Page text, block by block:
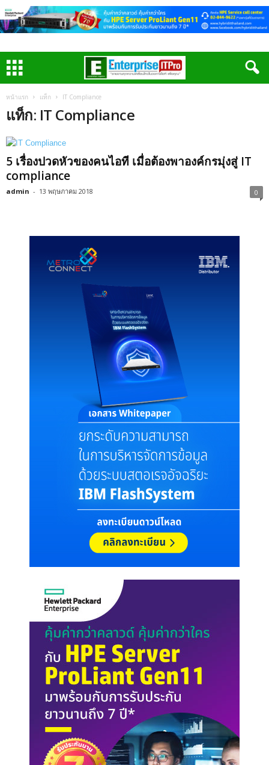
หน้าแรก แท็ก IT Compliance
แท็ก: IT Compliance
5 เรื่องปวดหัวของคนไอที เมื่อต้องพาองค์กรมุ่งสู่ IT
compliance
admin - 13 พฤษภาคม 2018 0